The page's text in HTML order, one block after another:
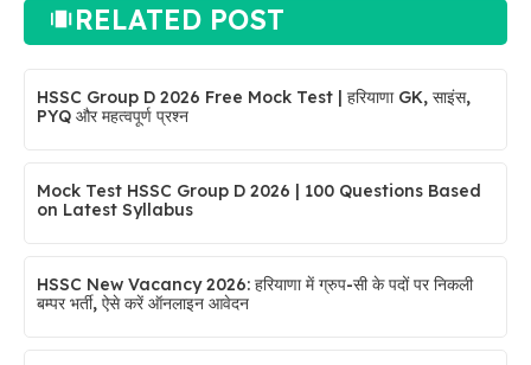
RELATED POST
HSSC Group D 2026 Free Mock Test | हरियाणा GK, साइंस,
PYQ और महत्वपूर्ण प्रश्न
Mock Test HSSC Group D 2026 | 100 Questions Based
on Latest Syllabus
HSSC New Vacancy 2026: हरियाणा में ग्रुप-सी के पदों पर निकली
बम्पर भर्ती, ऐसे करें ऑनलाइन आवेदन